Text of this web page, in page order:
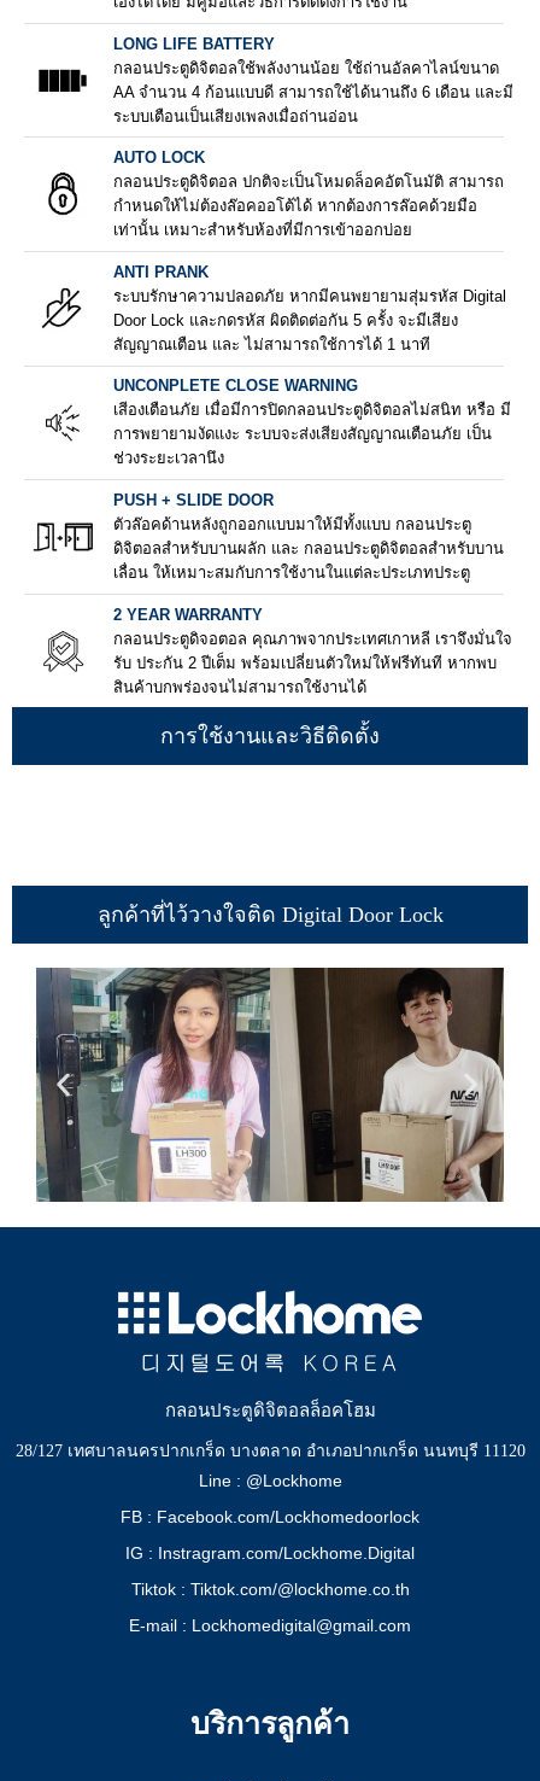
LONG LIFE BATTERY
กลอนประตูดิจิตอลใช้พลังงานน้อย ใช้ถ่านอัลคาไลน์ขนาด
AA จำนวน 4 ก้อนแบบดี สามารถใช้ได้นานถึง 6 เดือน และมี
ระบบเตือนเป็นเสียงเพลงเมื่อถ่านอ่อน
AUTO LOCK
กลอนประตูดิจิตอล ปกติจะเป็นโหมดล็อคอัตโนมัติ สามารถ
กำหนดให้ไม่ต้องล๊อคออโต้ได้ หากต้องการล๊อคด้วยมือ
เท่านั้น เหมาะสำหรับห้องที่มีการเข้าออกบ่อย
ANTI PRANK
ระบบรักษาความปลอดภัย หากมีคนพยายามสุ่มรหัส Digital
Door Lock และกดรหัส ผิดติดต่อกัน 5 ครั้ง จะมีเสียง
สัญญาณเตือน และ ไม่สามารถใช้การได้ 1 นาที
UNCONPLETE CLOSE WARNING
เสีองเตือนภัย เมื่อมีการปิดกลอนประตูดิจิตอลไม่สนิท หรือ มี
การพยายามงัดแงะ ระบบจะส่งเสียงสัญญาณเตือนภัย เป็น
ช่วงระยะเวลานึง
PUSH + SLIDE DOOR
ตัวล๊อคด้านหลังถูกออกแบบมาให้มีทั้งแบบ กลอนประตู
ดิจิตอลสำหรับบานผลัก และ กลอนประตูดิจิตอลสำหรับบาน
เลื่อน ให้เหมาะสมกับการใช้งานในแต่ละประเภทประตู
2 YEAR WARRANTY
กลอนประตูดิจอตอล คุณภาพจากประเทศเกาหลี เราจึงมั่นใจ
รับ ประกัน 2 ปีเต็ม พร้อมเปลี่ยนตัวใหม่ให้ฟรีทันที หากพบ
สินค้าบกพร่องจนไม่สามารถใช้งานได้
การใช้งานและวิธีติดตั้ง
ลูกค้าที่ไว้วางใจติด Digital Door Lock
กลอนประตูดิจิตอลล็อคโฮม
28/127 เทศบาลนครปากเกร็ด บางตลาด อำเภอปากเกร็ด นนทบุรี 11120
Line : @Lockhome
FB : Facebook.com/Lockhomedoorlock
IG : Instragram.com/Lockhome.Digital
Tiktok : Tiktok.com/@lockhome.co.th
E-mail : Lockhomedigital@gmail.com
บริการลูกค้า